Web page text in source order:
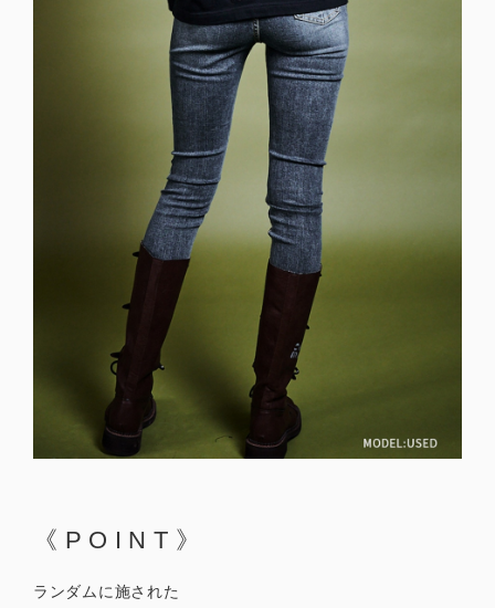
《POINT》
ランダムに施された